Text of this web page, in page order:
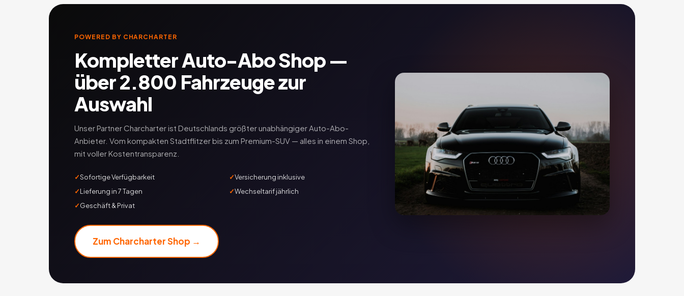
POWERED BY CHARCHARTER
Kompletter Auto-Abo Shop —
über 2.800 Fahrzeuge zur
Auswahl
Unser Partner Charcharter ist Deutschlands größter unabhängiger Auto-Abo-
Anbieter. Vom kompakten Stadtflitzer bis zum Premium-SUV — alles in einem Shop,
mit voller Kostentransparenz.
Sofortige Verfügbarkeit
Versicherung inklusive
Lieferung in 7 Tagen
Wechseltarif jährlich
Geschäft & Privat
Zum Charcharter Shop →